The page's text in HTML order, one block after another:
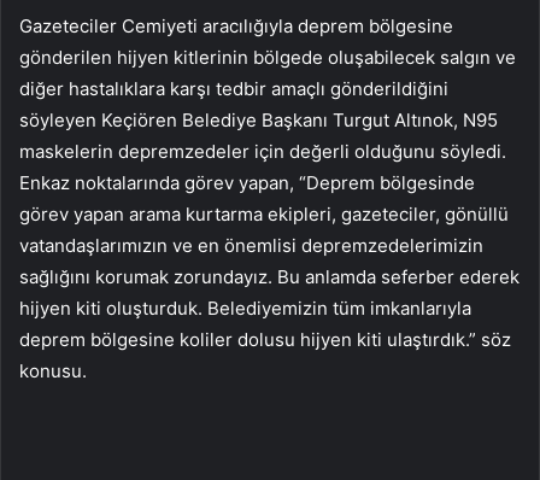
Gazeteciler Cemiyeti aracılığıyla deprem bölgesine
gönderilen hijyen kitlerinin bölgede oluşabilecek salgın ve
diğer hastalıklara karşı tedbir amaçlı gönderildiğini
söyleyen Keçiören Belediye Başkanı Turgut Altınok, N95
maskelerin depremzedeler için değerli olduğunu söyledi.
Enkaz noktalarında görev yapan, “Deprem bölgesinde
görev yapan arama kurtarma ekipleri, gazeteciler, gönüllü
vatandaşlarımızın ve en önemlisi depremzedelerimizin
sağlığını korumak zorundayız. Bu anlamda seferber ederek
hijyen kiti oluşturduk. Belediyemizin tüm imkanlarıyla
deprem bölgesine koliler dolusu hijyen kiti ulaştırdık.” söz
konusu.